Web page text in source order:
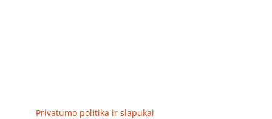
Privatumo politika ir slapukai